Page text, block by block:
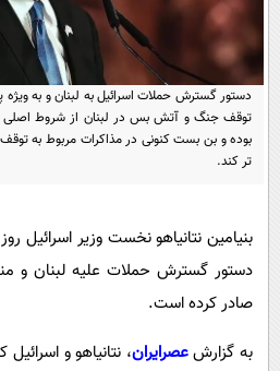
سفر و تفریح
علمی
اخبار کریپتو
گوناگون
سرگرمی
باشگاه مغز
مجله تصویری سلاح
فیلم
اقتصاد
ورزش
فناوری
عصر ایران 2
خواندنی ها و
روانشناسی
آشپزی
آموزش زبان
دستور گسترش حملات اسرائیل به لبنان و به
توقف جنگ و آتش بس در لبنان از شروط اصلی
بوده و بن بست کنونی در مذاکرات مربوط به
تر کند.
بنیامین نتانیاهو نخست وزیر اسرائیل
دستور گسترش حملات علیه لبنان و
صادر کرده است.
به گزارشعصرایران، نتانیاهو و